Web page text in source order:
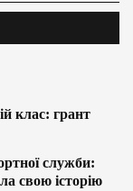
клас: грант
служби:
свою історію